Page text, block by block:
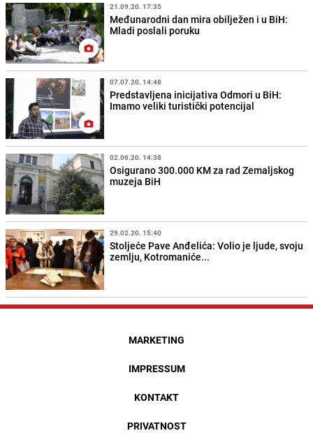
21.09.20. 17:35
Međunarodni dan mira obilježen i u BiH:
Mladi poslali poruku
07.07.20. 14:48
Predstavljena inicijativa Odmori u BiH:
Imamo veliki turistički potencijal
02.06.20. 14:38
Osigurano 300.000 KM za rad Zemaljskog
muzeja BiH
29.02.20. 15:40
Stoljeće Pave Anđelića: Volio je ljude, svoju
zemlju, Kotromaniće...
MARKETING
IMPRESSUM
KONTAKT
PRIVATNOST